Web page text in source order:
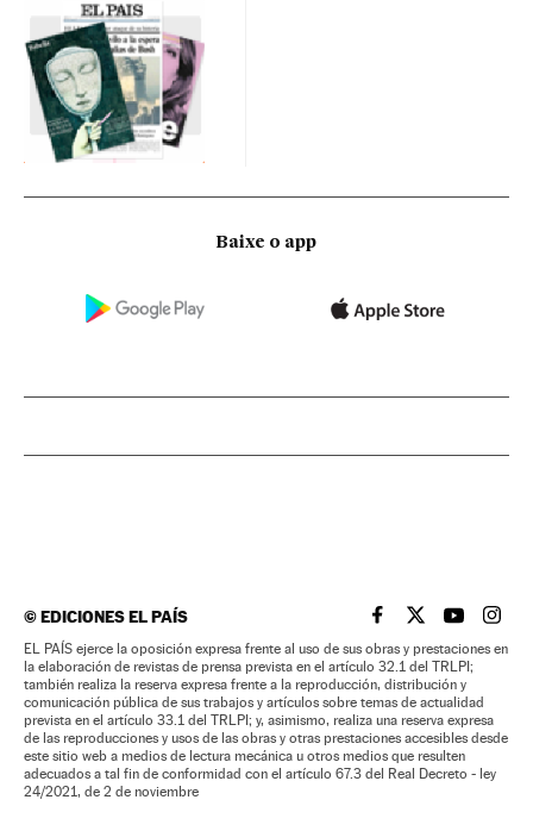
Baixe o app
©EDICIONES EL PAÍS EL PAÍS BRASIL EN
EL PAÍSEL PAÍS
EL
EL PAÍS ejerce la oposición expresa frente al uso de sus obras y prestaciones en
la elaboración de revistas de prensa prevista en el artículo 32.1 del TRLPI;
también realiza la reserva expresa frente a la reproducción, distribución y
comunicación pública de sus trabajos y artículos sobre temas de actualidad
prevista en el artículo 33.1 del TRLPI; y, asimismo, realiza una reserva expresa
de las reproducciones y usos de las obras y otras prestaciones accesibles desde
este sitio web a medios de lectura mecánica u otros medios que resulten
adecuados a tal fin de conformidad con el artículo 67.3 del Real Decreto - ley
24/2021, de 2 de noviembre